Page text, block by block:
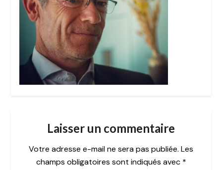
Laisser un commentaire
Votre adresse e-mail ne sera pas publiée. Les
champs obligatoires sont indiqués avec *